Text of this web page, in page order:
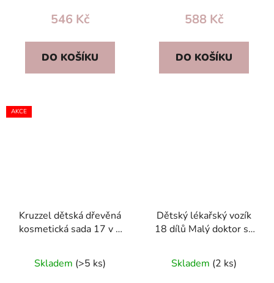
546 Kč
DO KOŠÍKU
588 Kč
DO KOŠÍKU
AKCE
Kruzzel dětská dřevěná
kosmetická sada 17 v 1
vzdělávací hračka
Skladem (>5 ks)
Dětský lékařský vozík
18 dílů Malý doktor se
modro-růžový
Skladem (2 ks)